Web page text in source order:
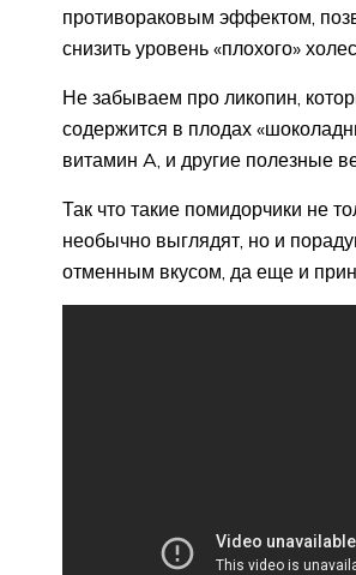
противораковым эффектом,
снизить уровень «плохого»
Не забываем про ликопин,
содержится в плодах
витамин A, и другие полезные
Так что такие помидорчики не
необычно выглядят, но и
отменным вкусом, да еще и